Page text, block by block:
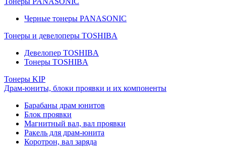
Черные тонеры PANASONIC
Тонеры и девелоперы TOSHIBA
Девелопер TOSHIBA
Тонеры TOSHIBA
Тонеры KIP
Драм-юниты, блоки проявки и их компоненты
Барабаны драм юнитов
Блок проявки
Магнитный вал, вал проявки
Ракель для драм-юнита
Коротрон, вал заряда